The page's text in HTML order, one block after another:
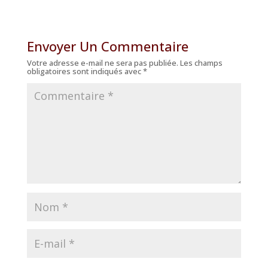
Envoyer Un Commentaire
Votre adresse e-mail ne sera pas publiée. Les champs
obligatoires sont indiqués avec*